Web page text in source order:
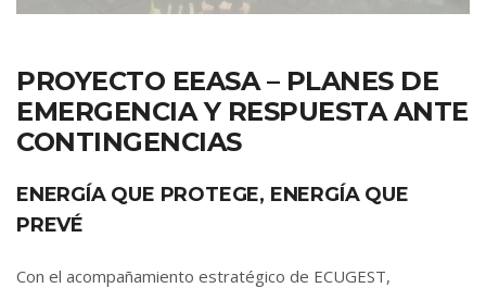
PROYECTO EEASA – PLANES DE
EMERGENCIA Y RESPUESTA ANTE
CONTINGENCIAS
ENERGÍA QUE PROTEGE, ENERGÍA QUE
PREVÉ
Con el acompañamiento estratégico de ECUGEST,